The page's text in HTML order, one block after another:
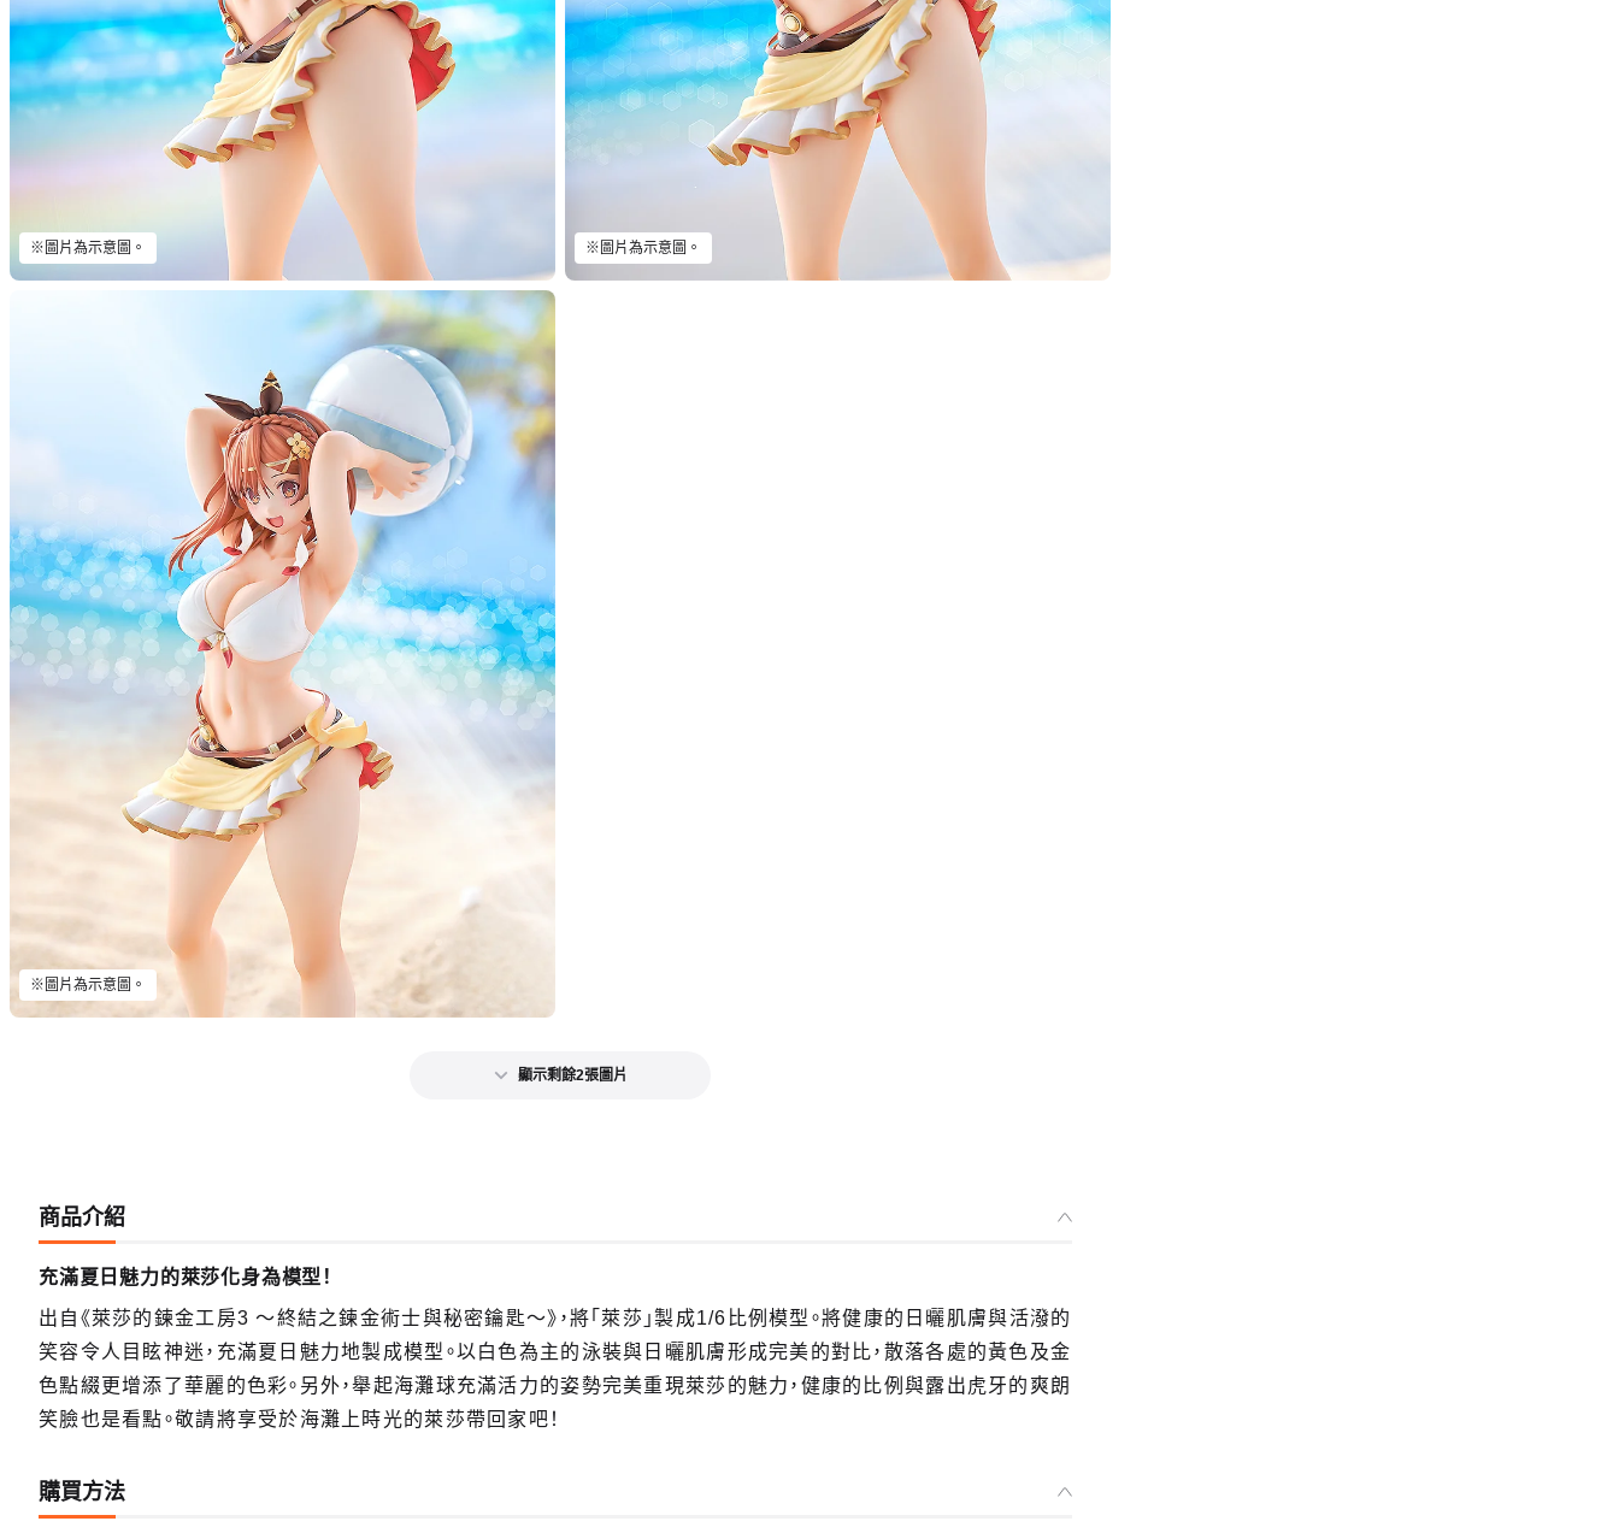
※圖片為示意圖。 ※圖片為示意圖。
※圖片為示意圖。
顯示剩餘2張圖片
商品介紹
充滿夏日魅力的萊莎化身為模型！
出自《萊莎的鍊金工房3 ～終結之鍊金術士與秘密鑰匙～》，將「萊莎」製成1/6比例模型。將健康的日曬肌膚與活潑的
笑容令人目眩神迷，充滿夏日魅力地製成模型。以白色為主的泳裝與日曬肌膚形成完美的對比，散落各處的黃色及金
色點綴更增添了華麗的色彩。另外，舉起海灘球充滿活力的姿勢完美重現萊莎的魅力，健康的比例與露出虎牙的爽朗
笑臉也是看點。敬請將享受於海灘上時光的萊莎帶回家吧！
購買方法